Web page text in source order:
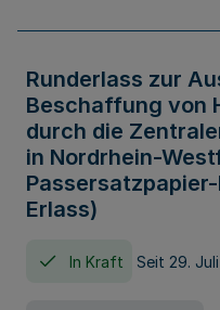
Runderlass zur
Beschaffung von
durch die
in Nordrhein-
Erlass)
In Kraft Seit 29.